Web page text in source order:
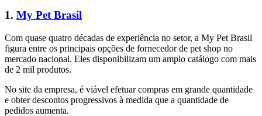
1. My Pet Brasil
Com quase quatro décadas de experiência no setor, a My Pet Brasil
figura entre os principais opções de fornecedor de pet shop no
mercado nacional. Eles disponibilizam um amplo catálogo com mais
de 2 mil produtos.
No site da empresa, é viável efetuar compras em grande quantidade
e obter descontos progressivos à medida que a quantidade de
pedidos aumenta.